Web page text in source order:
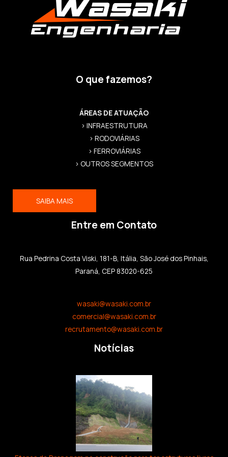
O que fazemos?
ÁREAS DE ATUAÇÃO
> INFRAESTRUTURA
> RODOVIÁRIAS
> FERROVIÁRIAS
> OUTROS SEGMENTOS
SAIBA MAIS
Entre em Contato
Rua Pedrina Costa Viski, 181-B, Itália, São José dos Pinhais,
Paraná, CEP 83020-625
wasaki@wasaki.com.br
comercial@wasaki.com.br
recrutamento@wasaki.com.br
Notícias